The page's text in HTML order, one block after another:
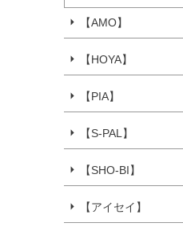
【AMO】
【HOYA】
【PIA】
【S-PAL】
【SHO-BI】
【アイセイ】